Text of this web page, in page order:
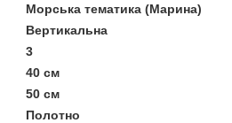
Морська тематика (Марина)
Вертикальна
3
40 см
50 см
Полотно